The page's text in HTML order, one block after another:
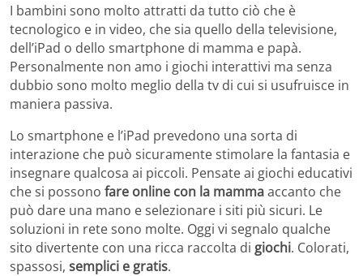
I bambini sono molto attratti da tutto ciò che è
tecnologico e in video, che sia quello della televisione,
dell’iPad o dello smartphone di mamma e papà.
Personalmente non amo i giochi interattivi ma senza
dubbio sono molto meglio della tv di cui si usufruisce in
maniera passiva.
Lo smartphone e l’iPad prevedono una sorta di
interazione che può sicuramente stimolare la fantasia e
insegnare qualcosa ai piccoli. Pensate ai giochi educativi
che si possono fare online con la mammaaccanto che
può dare una mano e selezionare i siti più sicuri. Le
soluzioni in rete sono molte. Oggi vi segnalo qualche
sito divertente con una ricca raccolta di giochi. Colorati,
spassosi, semplici e gratis.